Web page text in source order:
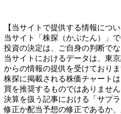
【当サイトで提供する情報につい
当サイト「株探（かぶたん）」
投資の決定は、ご自身の判断で
当サイトにおけるデータは、東
からの情報の提供を受けており
株探に掲載される株価チャート
買を推奨するものではありません
決算を扱う記事における「サプ
修正か配当予想の修正であるか